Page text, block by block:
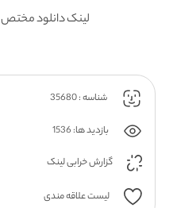
لینک دانلود مختص
شناسه : 35680
بازدید ها: 1536
گزارش خرابی لینک
لیست علاقه مندی